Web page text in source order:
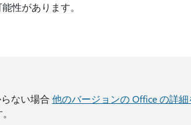
性があります。
ない場合 他のバージョンの Office の詳